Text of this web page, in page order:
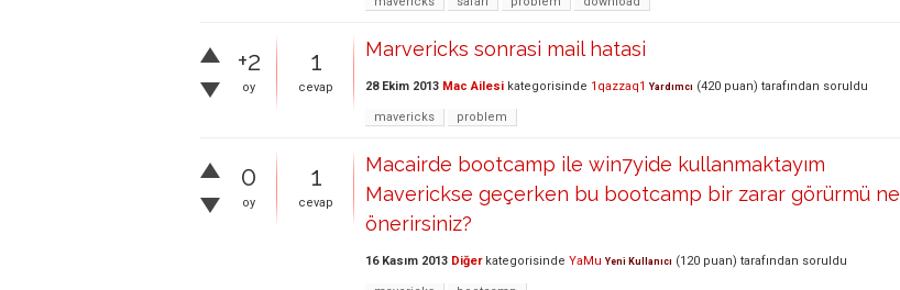
+2
oy
1
cevap
Marvericks sonrasi mail hatasi
28 Ekim 2013 Mac Ailesi kategorisinde 1qazzaq1 Yardımcı (420 puan) tarafından soruldu
mavericks problem
0
oy
1
cevap
Macairde bootcamp ile win7yide kullanmaktayım
Maverickse geçerken bu bootcamp bir zarar görürmü ne
önerirsiniz?
16 Kasım 2013 Diğerkategorisinde YaMu Yeni Kullanıcı (120 puan) tarafından soruldu